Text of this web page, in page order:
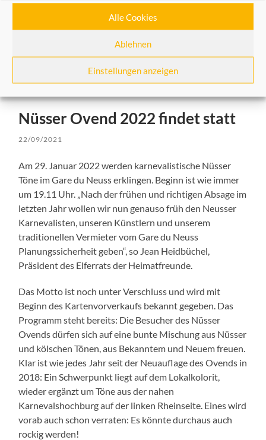
Alle Cookies
Ablehnen
Einstellungen anzeigen
Nüsser Ovend 2022 findet statt
22/09/2021
Am 29. Januar 2022 werden karnevalistische Nüsser
Töne im Gare du Neuss erklingen. Beginn ist wie immer
um 19.11 Uhr. „Nach der frühen und richtigen Absage im
letzten Jahr wollen wir nun genauso früh den Neusser
Karnevalisten, unseren Künstlern und unserem
traditionellen Vermieter vom Gare du Neuss
Planungssicherheit geben“, so Jean Heidbüchel,
Präsident des Elferrats der Heimatfreunde.
Das Motto ist noch unter Verschluss und wird mit
Beginn des Kartenvorverkaufs bekannt gegeben. Das
Programm steht bereits: Die Besucher des Nüsser
Ovends dürfen sich auf eine bunte Mischung aus Nüsser
und kölschen Tönen, aus Bekanntem und Neuem freuen.
Klar ist wie jedes Jahr seit der Neuauflage des Ovends in
2018: Ein Schwerpunkt liegt auf dem Lokalkolorit,
wieder ergänzt um Töne aus der nahen
Karnevalshochburg auf der linken Rheinseite. Eines wird
vorab auch schon verraten: Es könnte durchaus auch
rockig werden!